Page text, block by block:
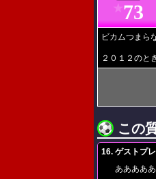
★73
ビカムつまら
２０１２のと
この
16. ゲストプ
あああああ